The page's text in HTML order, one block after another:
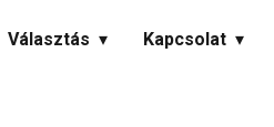
Választás Kapcsolat